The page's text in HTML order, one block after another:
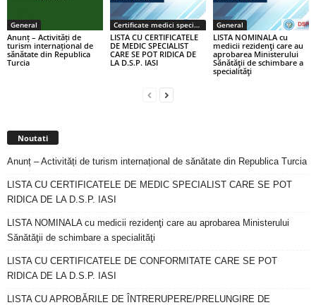
General
Anunț – Activități de
turism internațional de
sănătate din Republica
Turcia
Certificate medici specialiști / primari
LISTA CU CERTIFICATELE
DE MEDIC SPECIALIST
CARE SE POT RIDICA DE
LA D.S.P. IASI
General
LISTA NOMINALA cu
medicii rezidenţi care au
aprobarea Ministerului
Sănătăţii de schimbare a
specialităţi
Noutati
Anunț – Activități de turism internațional de sănătate din Republica Turcia
LISTA CU CERTIFICATELE DE MEDIC SPECIALIST CARE SE POT
RIDICA DE LA D.S.P. IASI
LISTA NOMINALA cu medicii rezidenţi care au aprobarea Ministerului
Sănătăţii de schimbare a specialităţi
LISTA CU CERTIFICATELE DE CONFORMITATE CARE SE POT
RIDICA DE LA D.S.P. IASI
LISTA CU APROBĂRILE DE ÎNTRERUPERE/PRELUNGIRE DE